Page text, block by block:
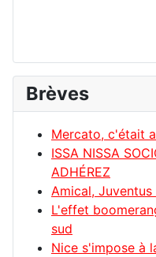
Brèves
Mercato, c'était
ISSA NISSA
ADHÉREZ
Amical,
L'effet
sud
Nice s'impose à